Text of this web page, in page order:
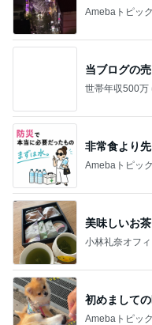
Amebaトピッ
当ブログの
世帯年収500万
非常食より
Amebaトピッ
美味しいお
小林礼奈オフ
初めまして
Amebaトピッ